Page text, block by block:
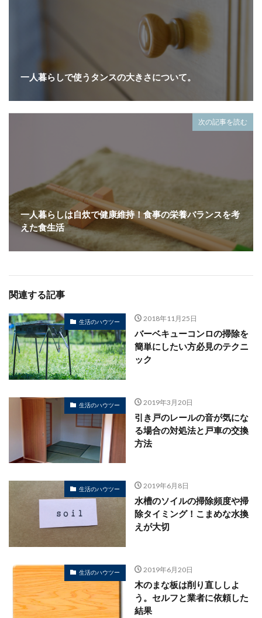
一人暮らしで使うタンスの大きさについて。
次の記事を読む
一人暮らしは自炊で健康維持！食事の栄養バランスを考
えた食生活
関連する記事
生活のハウツー 2018年11月25日
バーベキューコンロの掃除を
簡単にしたい方必見のテクニ
ック
生活のハウツー 2019年3月20日
引き戸のレールの音が気にな
る場合の対処法と戸車の交換
方法
生活のハウツー 2019年6月8日
水槽のソイルの掃除頻度や掃
除タイミング！こまめな水換
えが大切
生活のハウツー 2019年6月20日
木のまな板は削り直ししよ
う。セルフと業者に依頼した
結果